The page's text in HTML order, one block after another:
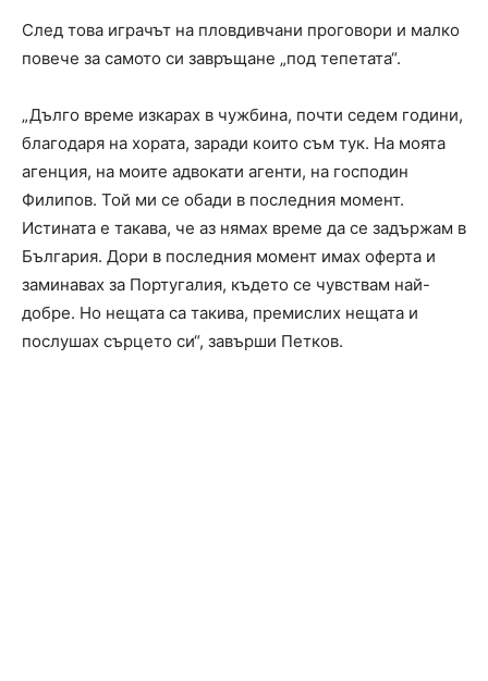
След това играчът на пловдивчани проговори и малко
повече за самото си завръщане „под тепетата“.
„Дълго време изкарах в чужбина, почти седем години,
благодаря на хората, заради които съм тук. На моята
агенция, на моите адвокати агенти, на господин
Филипов. Той ми се обади в последния момент.
Истината е такава, че аз нямах време да се задържам в
България. Дори в последния момент имах оферта и
заминавах за Португалия, където се чувствам най-
добре. Но нещата са такива, премислих нещата и
послушах сърцето си“, завърши Петков.